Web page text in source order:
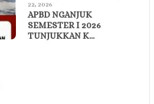
22, 2026
APBD NGANJUK
SEMESTER I 2026
TUNJUKKAN K…